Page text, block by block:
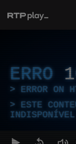
ERRO
ERROR ON
ESTE
INDISPONÍVEL